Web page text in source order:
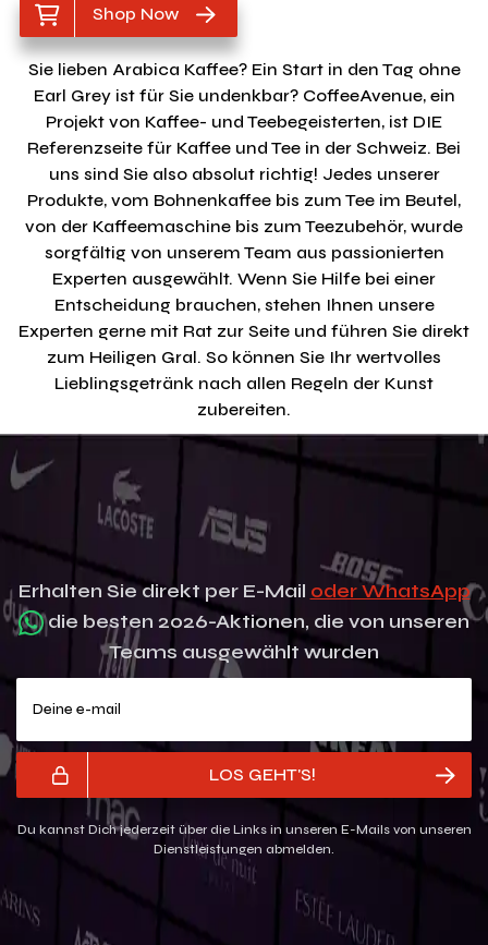
Shop Now
Sie lieben Arabica Kaffee? Ein Start in den Tag ohne
Earl Grey ist für Sie undenkbar? CoffeeAvenue, ein
Projekt von Kaffee- und Teebegeisterten, ist DIE
Referenzseite für Kaffee und Tee in der Schweiz. Bei
uns sind Sie also absolut richtig! Jedes unserer
Produkte, vom Bohnenkaffee bis zum Tee im Beutel,
von der Kaffeemaschine bis zum Teezubehör, wurde
sorgfältig von unserem Team aus passionierten
Experten ausgewählt. Wenn Sie Hilfe bei einer
Entscheidung brauchen, stehen Ihnen unsere
Experten gerne mit Rat zur Seite und führen Sie direkt
zum Heiligen Gral. So können Sie Ihr wertvolles
Lieblingsgetränk nach allen Regeln der Kunst
zubereiten.
Erhalten Sie direkt per E-Mail oder WhatsApp
die besten 2026-Aktionen, die von unseren
Teams ausgewählt wurden
LOS GEHT'S!
Du kannst Dich jederzeit über die Links in unseren E-Mails von unseren
Dienstleistungen abmelden.